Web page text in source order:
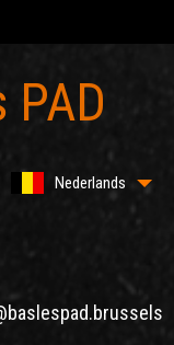
PAD
Nederlands